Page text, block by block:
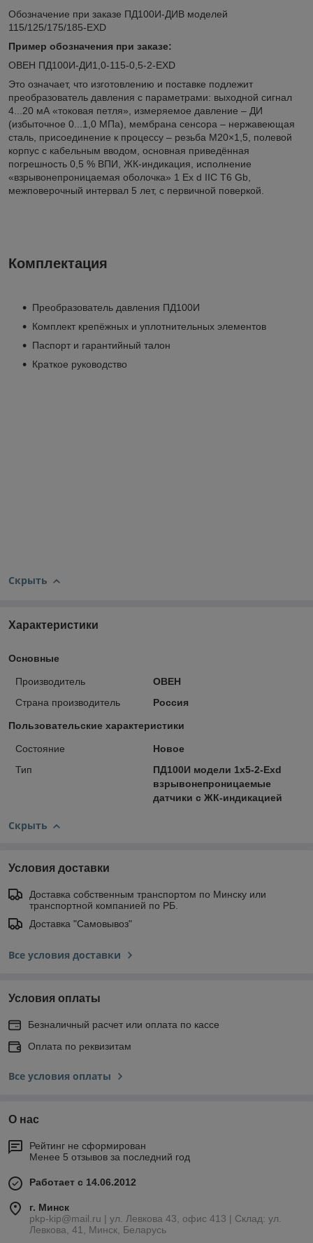
Обозначение при заказе ПД100И-ДИВ моделей
115/125/175/185-EXD
Пример обозначения при заказе:
ОВЕН ПД100И-ДИ1,0-115-0,5-2-EXD
Это означает, что изготовлению и поставке подлежит
преобразователь давления с параметрами: выходной сигнал
4...20 мА «токовая петля», измеряемое давление – ДИ
(избыточное 0...1,0 МПа), мембрана сенсора – нержавеющая
сталь, присоединение к процессу – резьба М20×1,5, полевой
корпус с кабельным вводом, основная приведённая
погрешность 0,5 % ВПИ, ЖК-индикация, исполнение
«взрывонепроницаемая оболочка» 1 Ex d IIC T6 Gb,
межповерочный интервал 5 лет, с первичной поверкой.
Комплектация
Преобразователь давления ПД100И
Комплект крепёжных и уплотнительных элементов
Паспорт и гарантийный талон
Краткое руководство
Скрыть
Характеристики
Основные
Производитель
ОВЕН
Страна производитель
Россия
Пользовательские характеристики
Состояние
Новое
Тип
ПД100И модели 1х5-2-Exd
взрывонепроницаемые
датчики с ЖК-индикацией
Скрыть
Условия доставки
Доставка собственным транспортом по Минску или
транспортной компанией по РБ.
Доставка "Самовывоз"
Все условия доставки
Условия оплаты
Безналичный расчет или оплата по кассе
Оплата по реквизитам
Все условия оплаты
О нас
Рейтинг не сформирован
Менее 5 отзывов за последний год
Работает с 14.06.2012
г. Минск
pkp-kip@mail.ru | ул. Левкова 43, офис 413 | Склад: ул.
Левкова, 41, Минск, Беларусь